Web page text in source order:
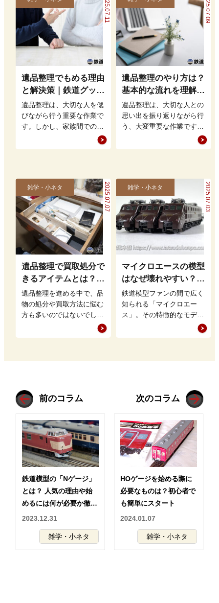
2025.07.11
遺品整理でもめる理由
と解決策｜鉄道グッズ
の整理方法もアドバイ
ス
遺品整理は、大切な人を偲
びながら行う重要な作業で
す。しかし、家族間での意
見の相違や思い出の品をど
う扱うかという問題から、
2025.07.09
遺品整理のやり方は？
基本的な流れを理解し
て買取・処分をスムー
ズに進めよう
遺品整理は、大切な人との
思い出を振り返りながら行
う、大変重要な作業です。
しかし、どこから手をつけ
れば良いのかやり方が分か
2025.07.07
雑学・小ネタ
遺品整理で買取処分で
きるアイテムとは？鉄
道グッズを高く売るポ
イントも
遺品整理を進める中で、品
物の処分や買取方法に悩む
方も多いのではないでしょ
うか。特に、まだ価値のあ
る品物は適切に買取に出す
2025.07.03
雑学・小ネタ
マイクロエースの模型
はなぜ壊れやすい？｜
特徴と対策を解説
鉄道模型ファンの間で広く
知られる「マイクロエー
ス」。その特徴的なモデル
展開や緻密なディテールが
魅力ですが、「壊れやす
前のコラム
鉄道模型の「Nゲージ」
とは？ 人気の理由や始
めるには何が必要か徹底
解説
2023.12.31
雑学・小ネタ
次のコラム
HOゲージを始める際に
必要なものは？初心者で
も簡単にスタート
2024.01.07
雑学・小ネタ